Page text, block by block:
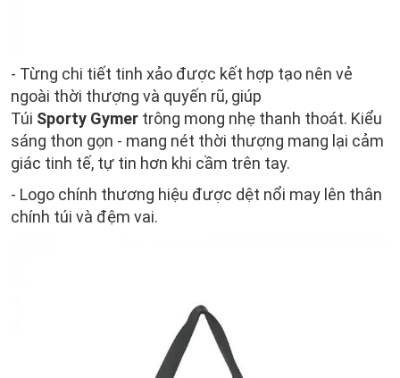
- Từng chi tiết tinh xảo được kết hợp tạo nên vẻ
ngoài thời thượng và quyến rũ, giúp
Túi Sporty Gymer trông mong nhẹ thanh thoát. Kiểu
sáng thon gọn - mang nét thời thượng mang lại cảm
giác tinh tế, tự tin hơn khi cầm trên tay.
- Logo chính thương hiệu được dệt nổi may lên thân
chính túi và đệm vai.